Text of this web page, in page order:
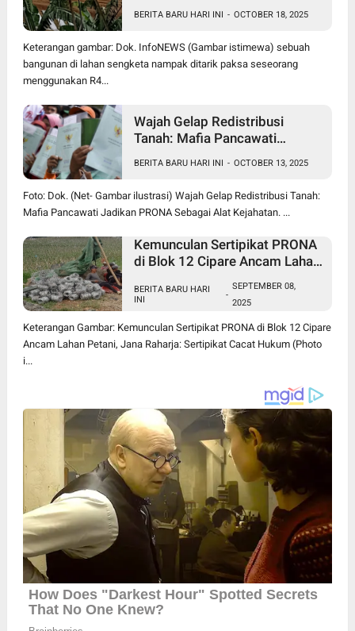
Pancawati Bogor, Kasusnya
Jadi Sorotan Publik
BERITA BARU HARI INI - OCTOBER 18, 2025
Keterangan gambar: Dok. InfoNEWS (Gambar istimewa) sebuah
bangunan di lahan sengketa nampak ditarik paksa seseorang
menggunakan R4...
Wajah Gelap Redistribusi
Tanah: Mafia Pancawati
Kejahatan
BERITA BARU HARI INI - OCTOBER 13, 2025
Foto: Dok. (Net- Gambar ilustrasi) Wajah Gelap Redistribusi Tanah:
Mafia Pancawati Jadikan PRONA Sebagai Alat Kejahatan. ...
Kemunculan Sertipikat PRONA
di Blok 12 Cipare Ancam Lahan
Cacat Hukum
BERITA BARU HARI
INI
-
SEPTEMBER 08,
2025
Keterangan Gambar: Kemunculan Sertipikat PRONA di Blok 12 Cipare
Ancam Lahan Petani, Jana Raharja: Sertipikat Cacat Hukum (Photo
i...